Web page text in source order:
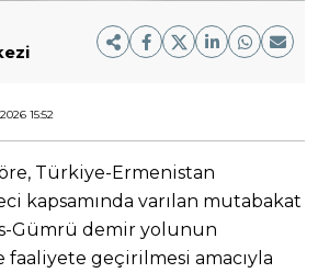
15:52
Türkiye-Ermenistan
kapsamında varılan mutabakat
Gümrü demir yolunun
geçirilmesi amacıyla